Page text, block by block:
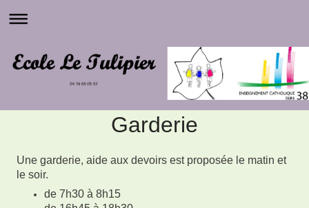
Garderie
Une garderie, aide aux devoirs est proposée le matin et
le soir.
de 7h30 à 8h15